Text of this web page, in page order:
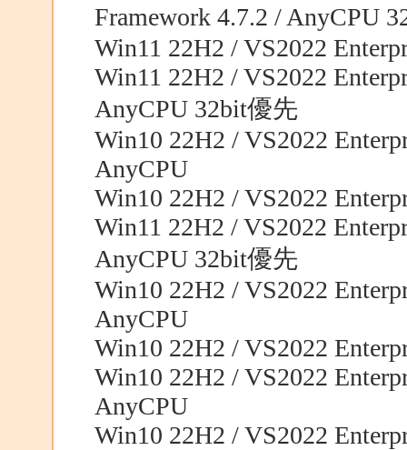
Framework 4.7.2 / AnyCPU
Win11 22H2 / VS2022
Win11 22H2 / VS2022
AnyCPU 32bit優先
Win10 22H2 / VS2022
AnyCPU
Win10 22H2 / VS2022
Win11 22H2 / VS2022
AnyCPU 32bit優先
Win10 22H2 / VS2022
AnyCPU
Win10 22H2 / VS2022
Win10 22H2 / VS2022
AnyCPU
Win10 22H2 / VS2022